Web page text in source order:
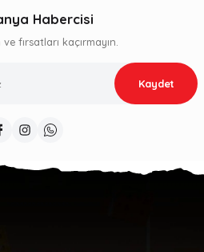
Habercisi
fırsatları kaçırmayın.
Kaydet